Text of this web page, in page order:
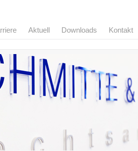
Aktuell Downloads Kontakt